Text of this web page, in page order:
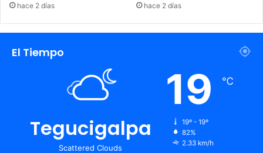
hace 2 días hace 2 días
El Tiempo
Tegucigalpa
Scattered Clouds
19 ℃
19º - 19º
82%
2.33 km/h